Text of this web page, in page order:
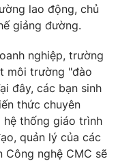
lao động, chủ
giảng đường.
nghiệp, trường
môi trường "đào
đây, các bạn sinh
thức chuyên
thống giáo trình
quản lý của các
nghệ CMC sẽ